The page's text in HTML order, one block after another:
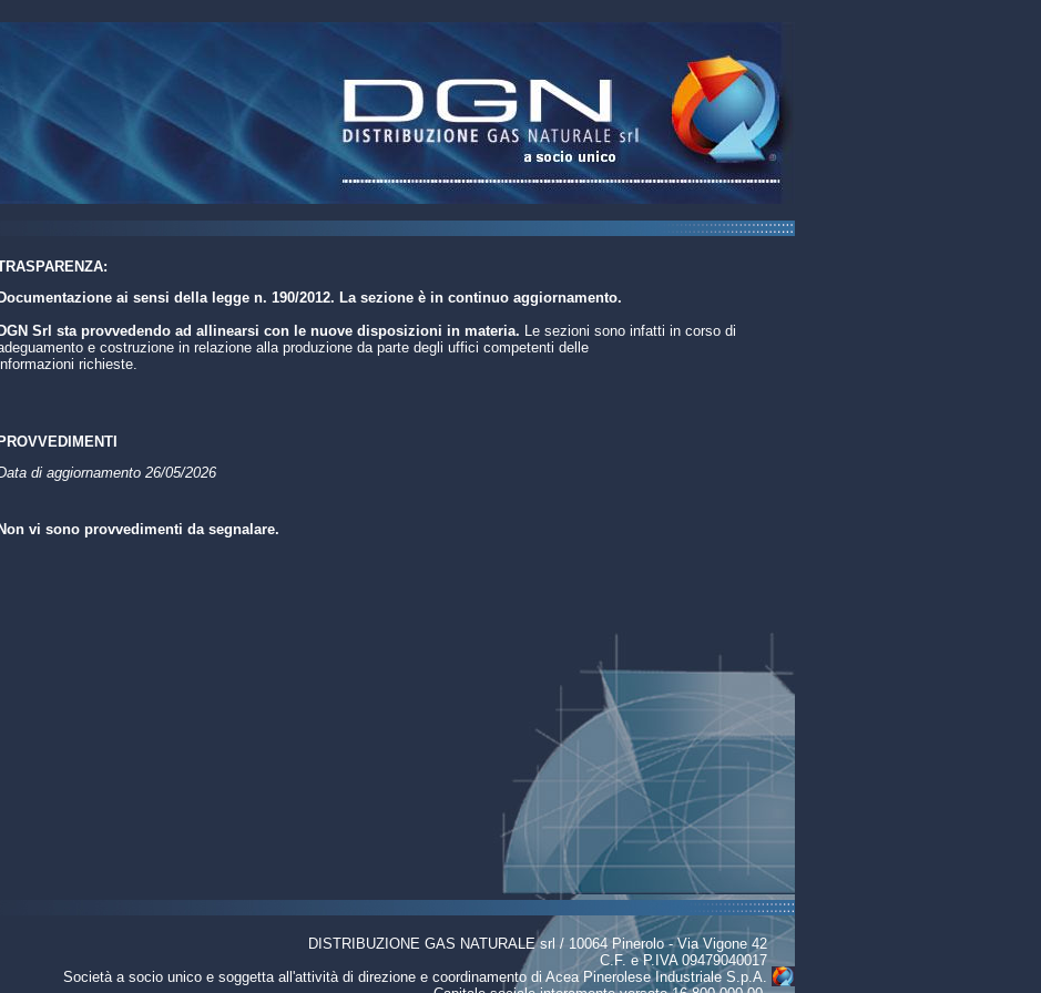
Documentazione ai sensi della legge n. 190/2012. La sezione è in continuo aggiornamento.
DGN Srl sta provvedendo ad allinearsi con le nuove disposizioni in materia. Le sezioni sono infatti in corso di
e costruzione in relazione alla produzione da parte degli uffici competenti delle
richieste.
di aggiornamento 26/05/2026
Non vi sono provvedimenti da segnalare.
DISTRIBUZIONE GAS NATURALE srl / 10064 Pinerolo - Via Vigone 42
C.F. e P.IVA 09479040017
Società a socio unico e soggetta all'attività di direzione e coordinamento di Acea Pinerolese Industriale S.p.A.